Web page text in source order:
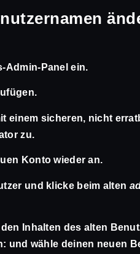
Admin-Panel ein.
.
einem sicheren, nicht
zu.
Konto wieder an.
und klicke beim alten
Inhalten des alten
und wähle deinen neuen